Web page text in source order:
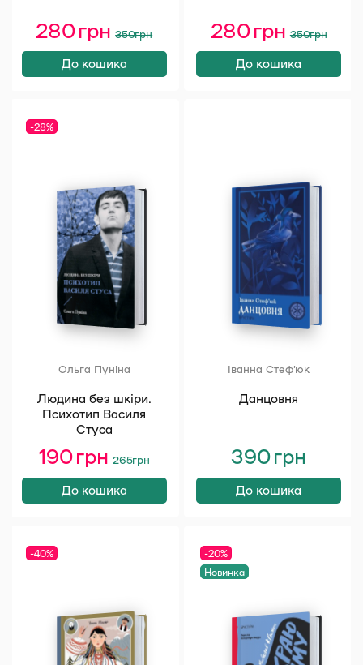
350грн
Оригінальна
ціна:
350 грн.
280грнПоточна
ціна:
280 грн.
До кошика
350грн
ціна:
350 грн.
280грнПоточна
ціна:
280 грн.
До кошика
Людина без шкіри.
Психотип Василя
Стуса
-28%
265грн
Оригінальна
ціна:
265 грн.
190грнПоточна
ціна:
190 грн.
Ольга Пуніна
До кошика
Данцовня
390грн
Іванна Стеф’юк
До кошика
-40%
-20%
Новинка